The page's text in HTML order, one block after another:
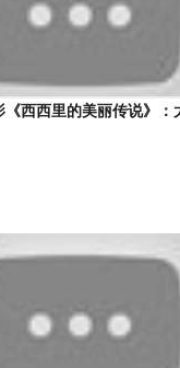
《西西里的美丽传说》